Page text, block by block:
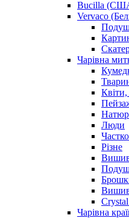
Bucilla
Vervaco
Чарiвна
Люди
Різне
Чарівна